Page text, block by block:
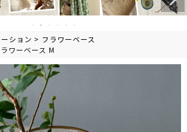
ション
フラワーベース
ワーベース M